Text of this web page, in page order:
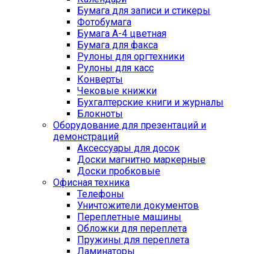
Бумага для записи и стикеры
Фотобумага
Бумага А-4 цветная
Бумага для факса
Рулоны для оргтехники
Рулоны для касс
Конверты
Чековые книжки
Бухгалтерские книги и журналы
Блокноты
Оборудование для презентаций и
демонстраций
Аксессуары для досок
Доски магнитно маркерные
Доски пробковые
Офисная техника
Телефоны
Уничтожители документов
Переплетные машины
Обложки для переплета
Пружины для переплета
Ламинаторы